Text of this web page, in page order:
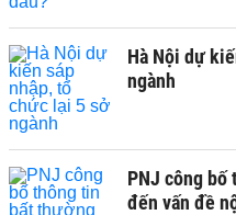
Hà Nội dự
ngành
PNJ công
đến vấn đề